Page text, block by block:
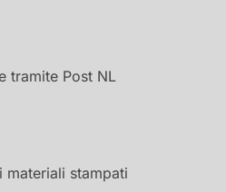
tramite Post NL
materiali stampati